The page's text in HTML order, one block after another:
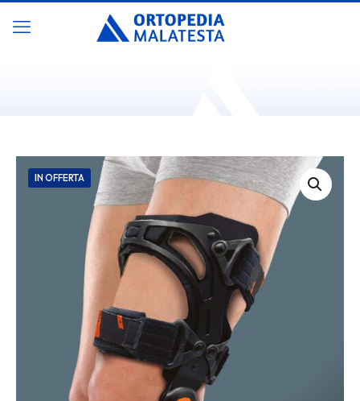
IN OFFERTA